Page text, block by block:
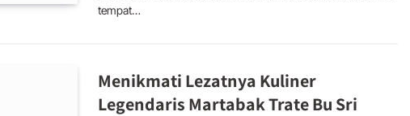
tempat…
Menikmati Lezatnya Kuliner
Legendaris Martabak Trate Bu Sri